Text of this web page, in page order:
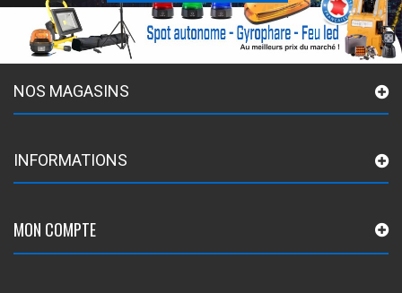
NOS MAGASINS
INFORMATIONS
MON COMPTE